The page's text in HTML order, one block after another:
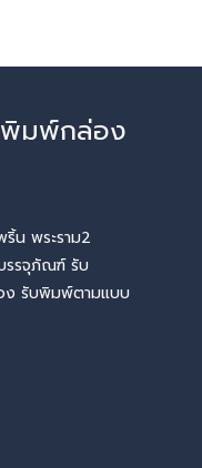
พิมพ์กล่อง
น พระราม2
รรจุภัณฑ์ รับ
ง รับพิมพ์ตามแบบ